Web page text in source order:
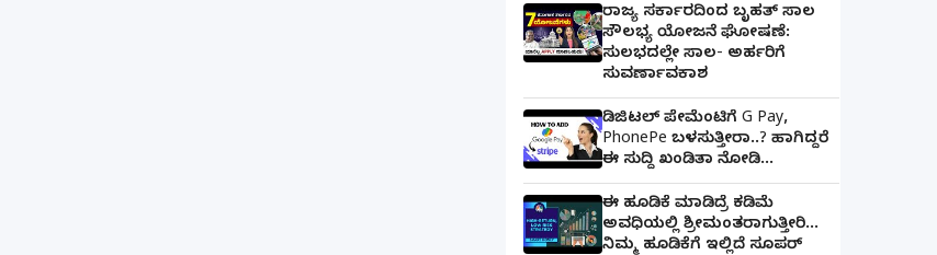
ರಾಜ್ಯ ಸರ್ಕಾರದಿಂದ ಬೃಹತ್ ಸಾಲ
ಸೌಲಭ್ಯ ಯೋಜನೆ ಘೋಷಣೆ:
ಸುಲಭದಲ್ಲೇ ಸಾಲ- ಅರ್ಹರಿಗೆ
ಸುವರ್ಣಾವಕಾಶ
ಡಿಜಿಟಲ್ ಪೇಮೆಂಟಿಗೆ G Pay,
PhonePe ಬಳಸುತ್ತೀರಾ..? ಹಾಗಿದ್ದರೆ
ಈ ಸುದ್ದಿ ಖಂಡಿತಾ ನೋಡಿ...
ಈ ಹೂಡಿಕೆ ಮಾಡಿದ್ರೆ ಕಡಿಮೆ
ಅವಧಿಯಲ್ಲಿ ಶ್ರೀಮಂತರಾಗುತ್ತೀರಿ...
ನಿಮ್ಮ ಹೂಡಿಕೆಗೆ ಇಲ್ಲಿದೆ ಸೂಪರ್